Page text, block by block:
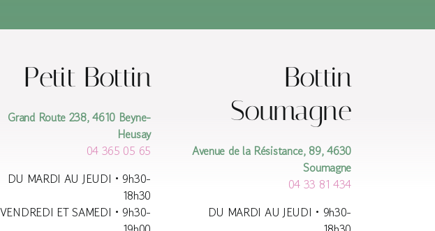
Petit Bottin
Grand Route 238, 4610 Beyne-
Heusay
04 365 05 65
DU MARDI AU JEUDI • 9h30-
18h30
VENDREDI ET SAMEDI • 9h30-
Bottin
Soumagne
Avenue de la Résistance, 89, 4630
Soumagne
04 33 81 434
DU MARDI AU JEUDI • 9h30-